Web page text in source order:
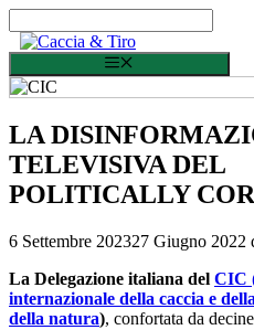
LA
TELEVISIVA DEL
POLITICALLY
6 Settembre 202327 Giugno 2022
La Delegazione italiana del CIC
internazionale della caccia e
della natura), confortata da